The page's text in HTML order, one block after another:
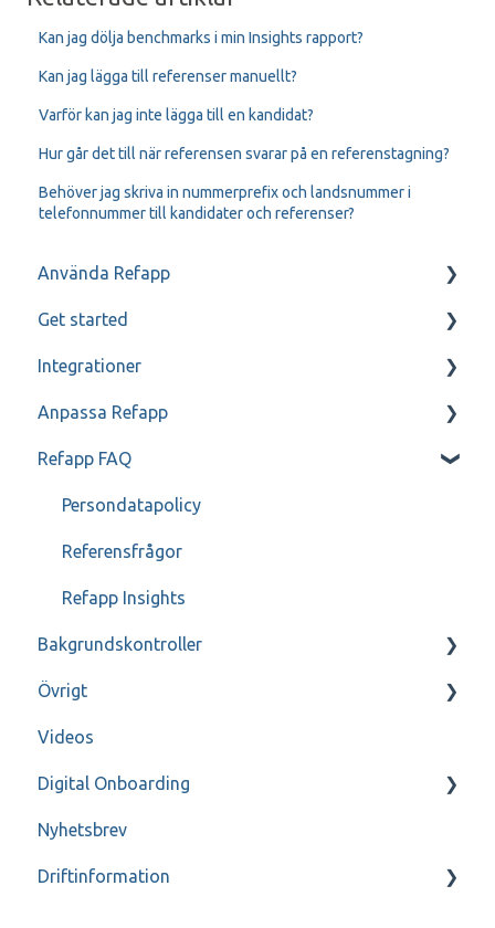
Kan jag dölja benchmarks i min Insights rapport?
Kan jag lägga till referenser manuellt?
Varför kan jag inte lägga till en kandidat?
Hur går det till när referensen svarar på en referenstagning?
Behöver jag skriva in nummerprefix och landsnummer i
telefonnummer till kandidater och referenser?
Använda Refapp
Kandidat- och referenskommunikation
Referenssamtal
Get started
Mitt Refapp
Integrationer
Teamtailor
Jobylon
Greenhouse
ReachMee
Visma Recruit
Varbi
SmartRecruiters
Webcruiter
Higher
Intelliplan
Internationell ATS
Anpassa Refapp
Enbart för administratörer
Enbart för administratörer - SSO
Refapp FAQ
Persondatapolicy
Referensfrågor
Refapp Insights
Bakgrundskontroller
FAQ
Övrigt
Genomgång
Kontakt
Inspelade Webinar
Videos
Digital Onboarding
För administratörer
Nyhetsbrev
Driftinformation